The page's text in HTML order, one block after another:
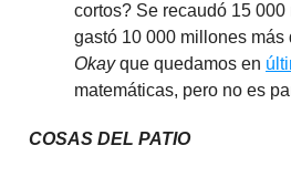
cortos? Se recaudó 15
gastó 10 000 millones más
Okayque quedamos en
matemáticas, pero no es
COSAS DEL PATIO